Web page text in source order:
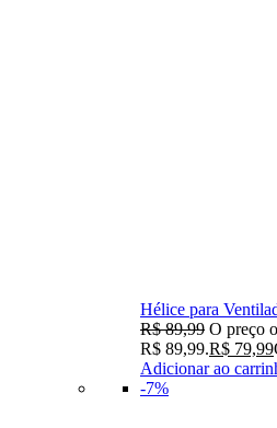
Hélice para
R$89,99 O preço
R$ 89,99.R$ 79,99
Adicionar ao
-7%